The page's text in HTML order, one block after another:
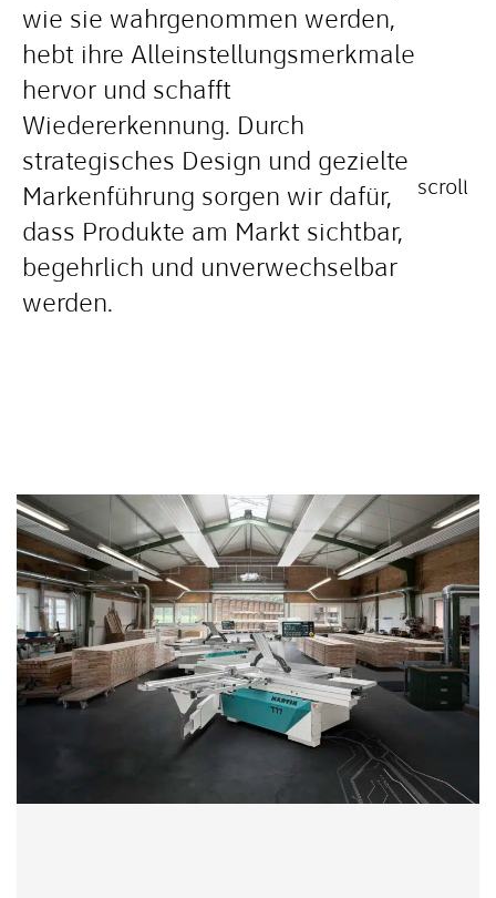
wie sie wahrgenommen werden,
hebt ihre Alleinstellungsmerkmale
hervor und schafft
Wiedererkennung. Durch
strategisches Design und gezielte
Markenführung sorgen wir dafür,
dass Produkte am Markt sichtbar,
begehrlich und unverwechselbar
werden.